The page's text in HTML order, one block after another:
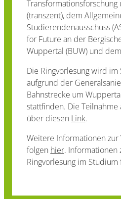
(transzent), dem
Studierendenausschuss
for Future an der
Wuppertal (BUW) und
Die Ringvorlesung wird
aufgrund der
Bahnstrecke um
stattfinden. Die
über diesen Link.
Weitere Informationen zur
folgen hier. Informationen
Ringvorlesung im Studium